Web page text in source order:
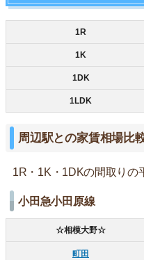
1R
1K
1DK
1LDK
周辺駅との家賃相場比
1R・1K・1DKの間取りの
小田急小田原線
☆相模大野☆
町田